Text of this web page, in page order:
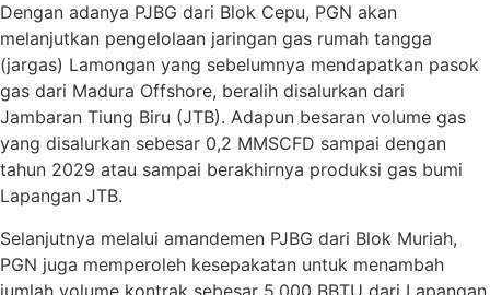
Dengan adanya PJBG dari Blok Cepu, PGN akan
melanjutkan pengelolaan jaringan gas rumah tangga
(jargas) Lamongan yang sebelumnya mendapatkan pasok
gas dari Madura Offshore, beralih disalurkan dari
Jambaran Tiung Biru (JTB). Adapun besaran volume gas
yang disalurkan sebesar 0,2 MMSCFD sampai dengan
tahun 2029 atau sampai berakhirnya produksi gas bumi
Lapangan JTB.
Selanjutnya melalui amandemen PJBG dari Blok Muriah,
PGN juga memperoleh kesepakatan untuk menambah
jumlah volume kontrak sebesar 5.000 BBTU dari Lapangan